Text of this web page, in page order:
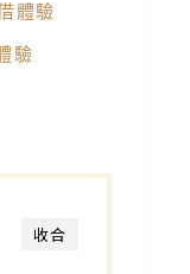
體驗
驗
收合